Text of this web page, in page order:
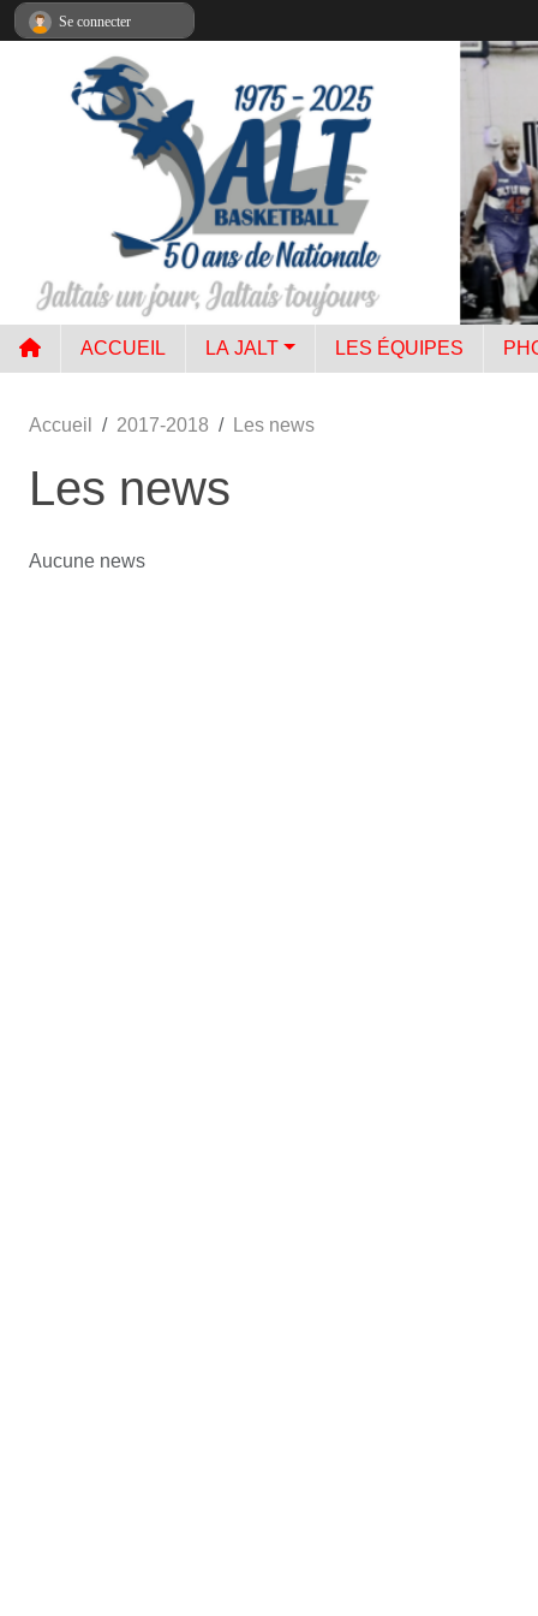
ACCUEIL LA JALT LES ÉQUIPES
Accueil 2017-2018 Les news
Les news
Aucune news
Se connecter
Panneau de gestion des cookies